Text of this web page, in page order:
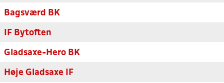
Bagsværd BK
IF Bytoften
Gladsaxe-Hero BK
Høje Gladsaxe IF